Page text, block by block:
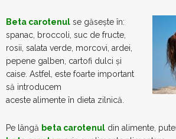
Beta carotenul se găsește în:
spanac, broccoli, suc de fructe,
rosii, salata verde, morcovi, ardei,
pepene galben, cartofi dulci și
caise. Astfel, este foarte important
să introducem
aceste alimente în dieta zilnică.
Pe lângă beta carotenul din alimente,